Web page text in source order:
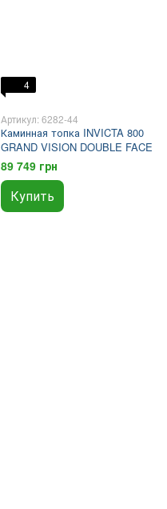
4
Артикул: 6282-44
Каминная топка INVICTA 800
GRAND VISION DOUBLE FACE
89 749 грн
Купить